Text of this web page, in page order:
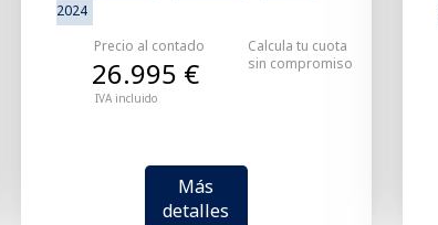
2024
Precio al contado
IVA incluido
26.995 €
Más
detalles
Calcula tu cuota
sin compromiso